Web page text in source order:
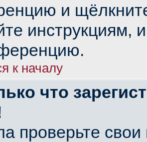
и
инструкциям,
к началу
что
проверьте